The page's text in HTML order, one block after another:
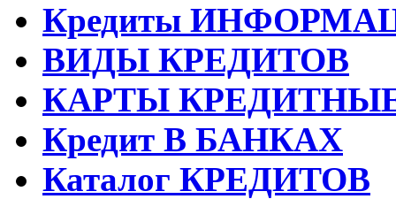
Кредиты
ВИДЫ КРЕДИТОВ
КАРТЫ
Кредит В БАНКАХ
Каталог КРЕДИТОВ